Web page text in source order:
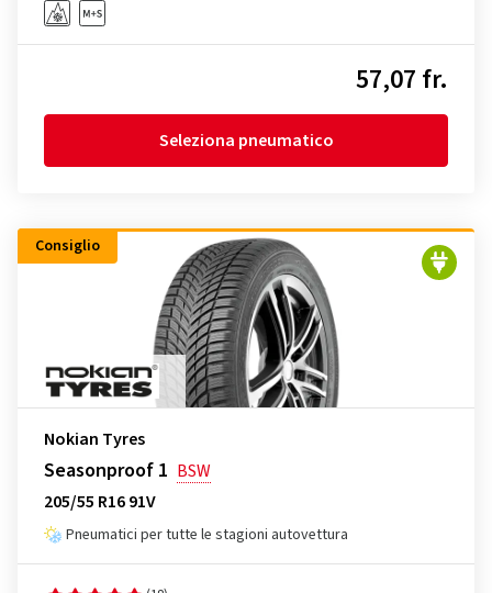
57,07 fr.
Seleziona pneumatico
Consiglio
Nokian Tyres
Seasonproof 1 BSW
205/55 R16 91V
Pneumatici per tutte le stagioni autovettura